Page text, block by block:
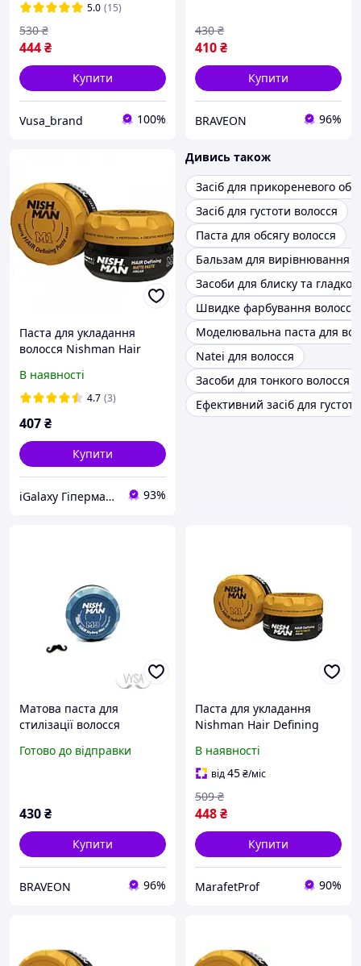
5.0 (15)
444₴
530 ₴
Купити
Vusa_brand 100%
410₴
430 ₴
Купити
BRAVEON 96%
Паста для укладання
волосся Nishman Hair
100 мл 8682035081074
В наявності
4.7 (3)
407₴
Купити
iGalaxy Гіпермаркет подарунків 93%
Дивись також
Засіб для прикореневого
Засіб для густоти волосся
Паста для обсягу волосся
Бальзам для вирівнювання
Засоби для блиску та
Швидке фарбування волосся
Моделювальна паста для
Natei для волосся
Засоби для тонкого волосся
Ефективний засіб для
Матова паста для
стилізації волосся
Fibre Matte M9 100 мл
Готово до відправки
430₴
Купити
BRAVEON 96%
Паста для укладання
Nishman Hair Defining
В наявності
від45₴/міс
448₴
509 ₴
Купити
MarafetProf 90%